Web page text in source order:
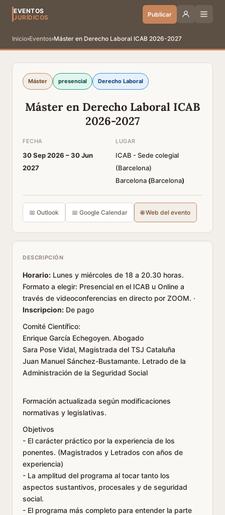
EVENTOS
JURÍDICOS
Publicar
Inicio›Eventos›Máster en Derecho Laboral ICAB 2026-2027
Máster presencial Derecho Laboral
Máster en Derecho Laboral ICAB
2026-2027
FECHA
30 Sep 2026 –30 Jun
2027
LUGAR
ICAB - Sede colegial
(Barcelona)
Barcelona (Barcelona)
📅 Outlook 📅 Google Calendar 🌐 Web del evento
DESCRIPCIÓN
Horario: Lunes y miércoles de 18 a 20.30 horas.
Formato a elegir: Presencial en el ICAB u Online a
través de videoconferencias en directo por ZOOM. ·
Inscripcion: De pago
Comité Científico:
Enrique García Echegoyen. Abogado
Sara Pose Vidal, Magistrada del TSJ Cataluña
Juan Manuel Sánchez-Bustamante. Letrado de la
Administración de la Seguridad Social
Formación actualizada según modificaciones
normativas y legislativas.
Objetivos
- El carácter práctico por la experiencia de los
ponentes. (Magistrados y Letrados con años de
experiencia)
- La amplitud del programa al tocar tanto los
aspectos sustantivos, procesales y de seguridad
social.
- El programa más completo para entender la parte